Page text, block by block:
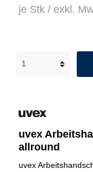
je Stk / exkl.
uvex
allround
uvex